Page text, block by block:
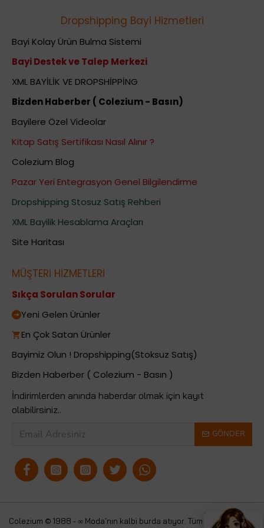
Dropshipping Bayi Hizmetleri
Bayi Kolay Ürün Bulma Sistemi
Bayi Destek ve Talep Merkezi
XML BAYİLİK VE DROPSHİPPİNG
Bizden Haberber ( Colezium - Basın)
Bayilere Özel Videolar
Kitap Satış Sertifikası Nasıl Alınır ?
Colezium Blog
Pazar Yeri Entegrasyon Genel Bilgilendirme
Dropshipping Stosuz Satış Rehberi
XML Bayilik Hesablama Araçları
Site Haritası
MÜŞTERİ HİZMETLERİ
Sıkça Sorulan Sorular
Yeni Gelen Ürünler
En Çok Satan Ürünler
Bayimiz Olun ! Dropshipping(Stoksuz Satış)
Bizden Haberber ( Colezium - Basın )
İndirimlerden anında haberdar olmak için kayıt
olabilirsiniz..
GÖNDER
Colezium © 1988 - ∞ Moda'nın kalbi burda atıyor. Tüm